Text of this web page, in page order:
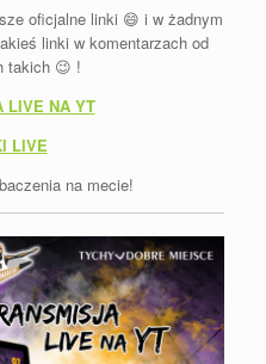
oficjalne linki 😄 i w żadnym
linki w komentarzach od
takich 😉 !
LIVE NA YT
LIVE
na mecie!